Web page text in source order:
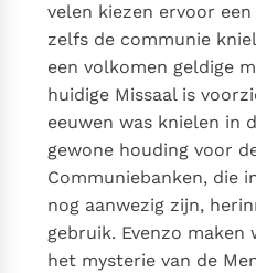
velen kiezen ervoor
zelfs de communie
een volkomen geldige
huidige Missaal is
eeuwen was knielen in
gewone houding voor
Communiebanken, die
nog aanwezig zijn,
gebruik. Evenzo maken
het mysterie van de